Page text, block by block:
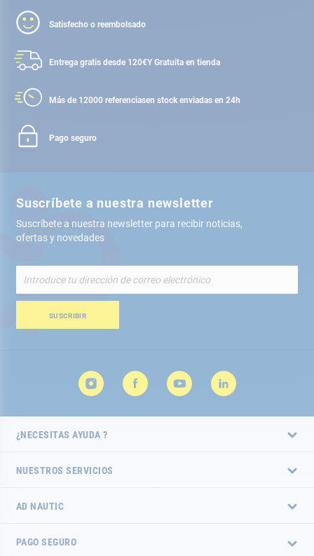
Satisfecho o reembolsado
Entrega gratis desde 120€Y Gratuita en tienda
Más de 12000 referenciasen stock enviadas en 24h
Pago seguro
Suscríbete a nuestra newsletter
Suscríbete a nuestra newsletter para recibir noticias,
ofertas y novedades
nuestro
de
SUSCRIBIR
¿NECESITAS AYUDA ?
NUESTROS SERVICIOS
AD NAUTIC
PAGO SEGURO